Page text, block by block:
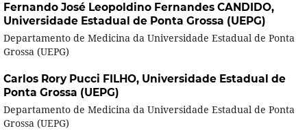
Fernando José Leopoldino Fernandes CANDIDO,
Universidade Estadual de Ponta Grossa (UEPG)
Departamento de Medicina da Universidade Estadual de Ponta
Grossa (UEPG)
Carlos Rory Pucci FILHO, Universidade Estadual de
Ponta Grossa (UEPG)
Departamento de Medicina da Universidade Estadual de Ponta
Grossa (UEPG)